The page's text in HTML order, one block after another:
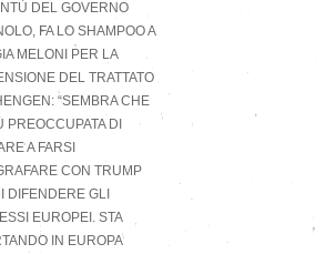
DEL GOVERNO
FA LO SHAMPOO A
MELONI PER LA
DEL TRATTATO
“SEMBRA CHE
PREOCCUPATA DI
A FARSI
CON TRUMP
DIFENDERE GLI
EUROPEI. STA
IN EUROPA